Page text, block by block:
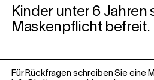
Kinder unter 6 Jahren
Maskenpflicht befreit.
Für Rückfragen schreiben Sie eine